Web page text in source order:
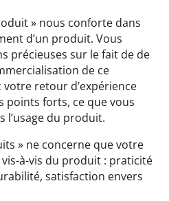
» nous conforte dans
d’un produit. Vous
précieuses sur le fait de de
de ce
retour d’expérience
points forts, ce que vous
l’usage du produit.
» ne concerne que votre
à-vis du produit : praticité
satisfaction envers